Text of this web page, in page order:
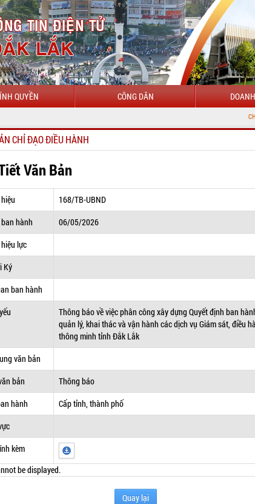
QUYỀN CÔNG DÂN
CHÀO MỪNG
CHỈ ĐẠO ĐIỀU HÀNH
Văn Bản
168/TB-UBND
hành
06/05/2026
lực
Ký
ban hành
Thông báo về việc phân công xây dựng Quyết định ban
quản lý, khai thác và vận hành các dịch vụ Giám sát, điều
thông minh tỉnh Đắk Lắk
văn bản
bản
Thông báo
hành
Cấp tỉnh, thành phố
kèm
be displayed.
Quay lại